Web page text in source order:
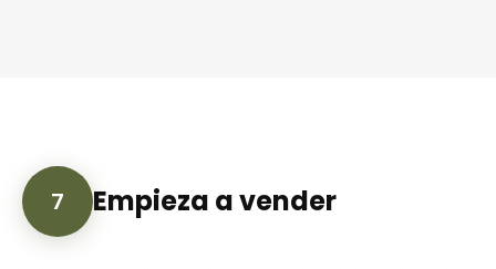
7 Empieza a vender